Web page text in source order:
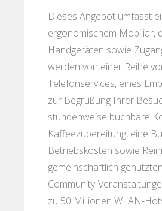
Dieses Angebot umfasst
ergonomischem Mobiliar,
Handgeräten sowie
werden von einer Reihe
Telefonservices, eines
zur Begrüßung Ihrer
stundenweise buchbare
Kaffeezubereitung, eine
Betriebskosten sowie
gemeinschaftlich
Community-
zu 50 Millionen WLAN-